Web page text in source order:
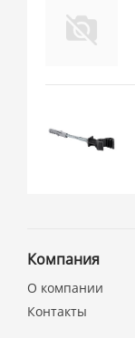
Компания
О компании
Контакты